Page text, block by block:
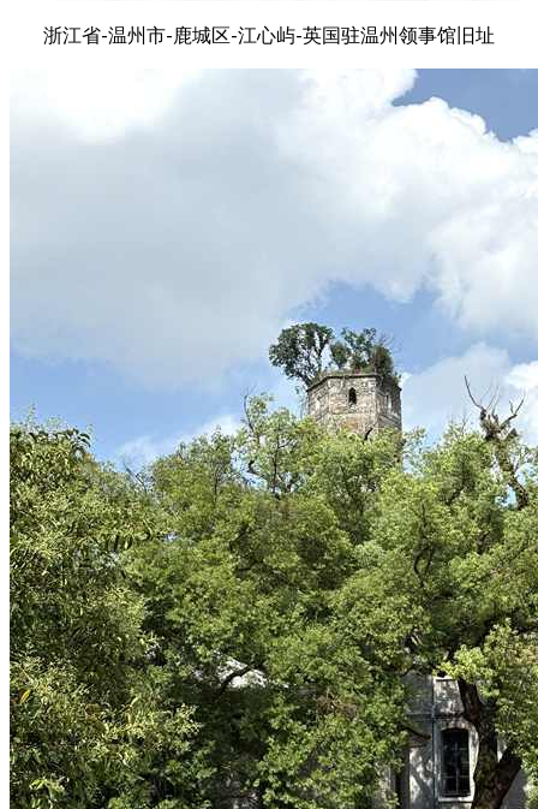
浙江省-温州市-鹿城区-江心屿-英国驻温州领事馆旧址